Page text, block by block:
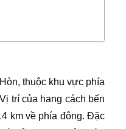
thuộc khu vực phía
trí của hang cách bến
km về phía đông. Đặc